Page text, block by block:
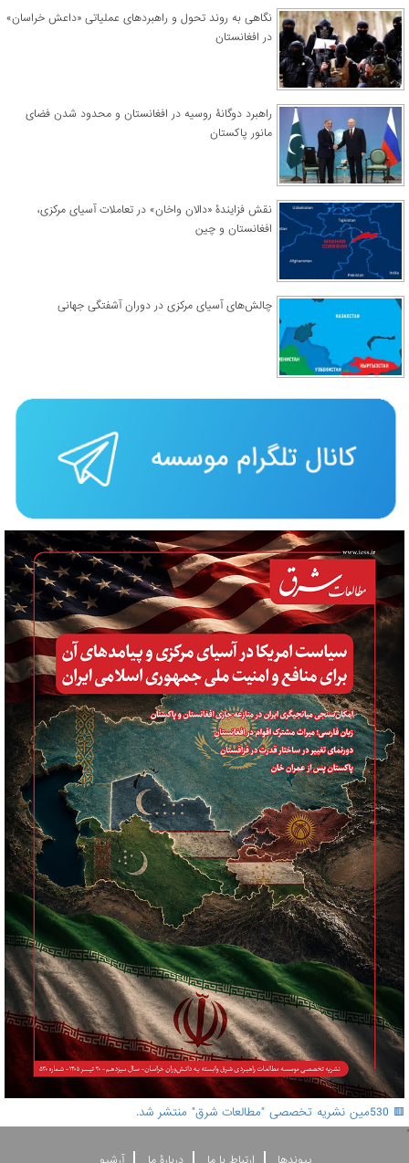
نگاهی به روند تحول و راهبردهای عملیاتی «داعش خراسان»
در افغانستان
راهبرد دوگانۀ روسیه در افغانستان و محدود شدن فضای
مانور پاکستان
نقش فزایندۀ «دالان واخان» در تعاملات آسیای مرکزی،
افغانستان و چین
چالش‌های آسیای مرکزی در دوران آشفتگی جهانی
🟥 530مین نشریه تخصصی "مطالعات شرق" منتشر شد.
'